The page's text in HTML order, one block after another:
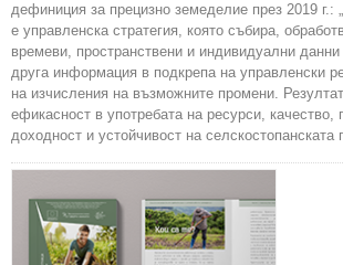
дефиниция за прецизно земеделие през 2019 г.:
е управленска стратегия, която събира,
времеви, пространствени и индивидуални данни
друга информация в подкрепа на управленски
на изчисления на възможните промени.
ефикасност в употребата на ресурси, качество,
доходност и устойчивост на селскостопанската